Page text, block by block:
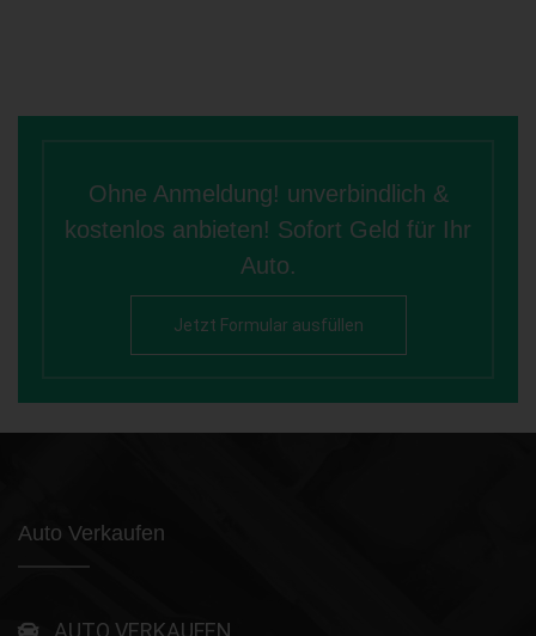
Ohne Anmeldung! unverbindlich &
kostenlos anbieten! Sofort Geld für Ihr
Auto.
Jetzt Formular ausfüllen
Auto Verkaufen
AUTO VERKAUFEN